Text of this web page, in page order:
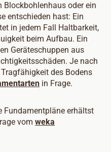
Blockbohlenhaus oder ein
entschieden hast: Ein
in jedem Fall Haltbarkeit,
beim Aufbau. Ein
Geräteschuppen aus
Je nach
des Bodens
in Frage.
Fundamentpläne erhältst
vom weka